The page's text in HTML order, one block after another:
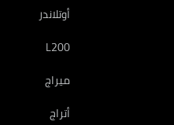
أوتلاندر
L200
ميراج
أتراج